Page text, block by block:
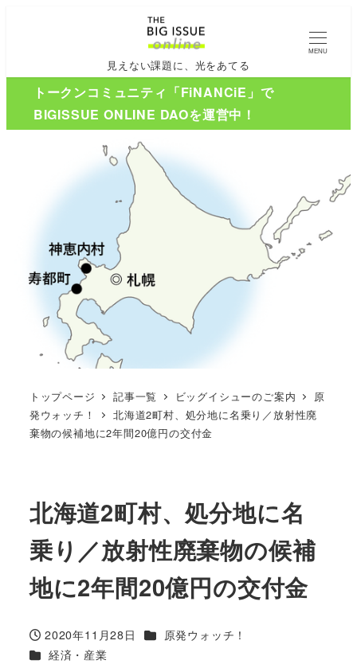
見えない課題に、光をあてる
MENU
トークンコミュニティ「FiNANCiE」で
BIGISSUE ONLINE DAOを運営中！
トップページ 記事一覧 ビッグイシューのご案内
原
発ウォッチ！
北海道2町村、処分地に名乗り／放射性廃
棄物の候補地に2年間20億円の交付金
北海道2町村、処分地に名
乗り／放射性廃棄物の候補
地に2年間20億円の交付金
投稿日
2020年11月28日 カテゴリー
原発ウォッチ！
カテゴリー
経済・産業